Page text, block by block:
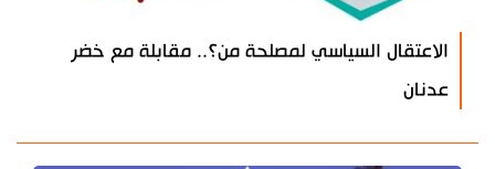
الاعتقال السياسي لمصلحة من؟.. مقابلة مع خضر
عدنان